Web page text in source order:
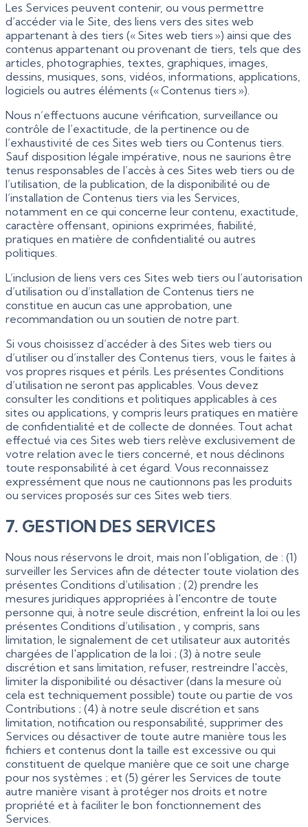
Les Services peuvent contenir, ou vous permettre
d’accéder via le Site, des liens vers des sites web
appartenant à des tiers (« Sites web tiers ») ainsi que des
contenus appartenant ou provenant de tiers, tels que des
articles, photographies, textes, graphiques, images,
dessins, musiques, sons, vidéos, informations, applications,
logiciels ou autres éléments (« Contenus tiers »).
Nous n’effectuons aucune vérification, surveillance ou
contrôle de l’exactitude, de la pertinence ou de
l’exhaustivité de ces Sites web tiers ou Contenus tiers.
Sauf disposition légale impérative, nous ne saurions être
tenus responsables de l’accès à ces Sites web tiers ou de
l’utilisation, de la publication, de la disponibilité ou de
l’installation de Contenus tiers via les Services,
notamment en ce qui concerne leur contenu, exactitude,
caractère offensant, opinions exprimées, fiabilité,
pratiques en matière de confidentialité ou autres
politiques.
L’inclusion de liens vers ces Sites web tiers ou l’autorisation
d’utilisation ou d’installation de Contenus tiers ne
constitue en aucun cas une approbation, une
recommandation ou un soutien de notre part.
Si vous choisissez d’accéder à des Sites web tiers ou
d’utiliser ou d’installer des Contenus tiers, vous le faites à
vos propres risques et périls. Les présentes Conditions
d’utilisation ne seront pas applicables. Vous devez
consulter les conditions et politiques applicables à ces
sites ou applications, y compris leurs pratiques en matière
de confidentialité et de collecte de données. Tout achat
effectué via ces Sites web tiers relève exclusivement de
votre relation avec le tiers concerné, et nous déclinons
toute responsabilité à cet égard. Vous reconnaissez
expressément que nous ne cautionnons pas les produits
ou services proposés sur ces Sites web tiers.
7. GESTION DES SERVICES
Nous nous réservons le droit, mais non l'obligation, de : (1)
surveiller les Services afin de détecter toute violation des
présentes Conditions d’utilisation ; (2) prendre les
mesures juridiques appropriées à l'encontre de toute
personne qui, à notre seule discrétion, enfreint la loi ou les
présentes Conditions d’utilisation , y compris, sans
limitation, le signalement de cet utilisateur aux autorités
chargées de l'application de la loi ; (3) à notre seule
discrétion et sans limitation, refuser, restreindre l'accès,
limiter la disponibilité ou désactiver (dans la mesure où
cela est techniquement possible) toute ou partie de vos
Contributions ; (4) à notre seule discrétion et sans
limitation, notification ou responsabilité, supprimer des
Services ou désactiver de toute autre manière tous les
fichiers et contenus dont la taille est excessive ou qui
constituent de quelque manière que ce soit une charge
pour nos systèmes ; et (5) gérer les Services de toute
autre manière visant à protéger nos droits et notre
propriété et à faciliter le bon fonctionnement des
Services.